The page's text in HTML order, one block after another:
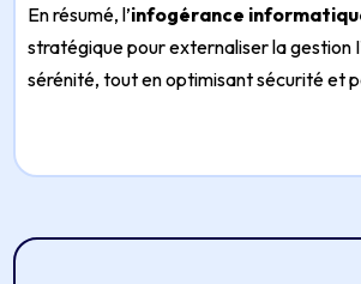
En résumé, l’infogérance
stratégique pour externaliser la gestion
sérénité, tout en optimisant sécurité et